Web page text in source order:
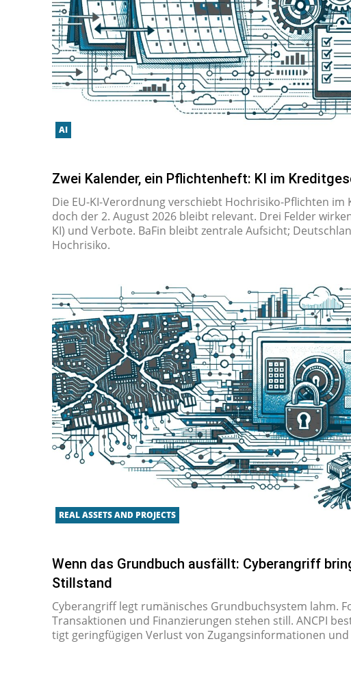
AI
Zwei Kalender, ein Pflichtenheft: KI im
Die EU-KI-Ver­ord­nung ver­schiebt Hoch­ri­si­ko-Pflich­ten im
doch der 2. August 2026 bleibt re­le­vant. Drei Felder
KI) und Verbote. BaFin bleibt zen­tra­le Auf­sicht;
Hoch­ri­si­ko.
REAL ASSETS AND PROJECTS
Wenn das Grundbuch ausfällt: Cyberangriff
Stillstand
Cy­be­r­an­griff legt ru­mä­ni­sches Grund­buch­sys­tem lahm.
Trans­ak­ti­o­nen und Fi­nan­zie­run­gen stehen still. ANCPI
tigt ge­ring­fü­gi­gen Verlust von Zu­gangs­in­for­ma­ti­o­nen und